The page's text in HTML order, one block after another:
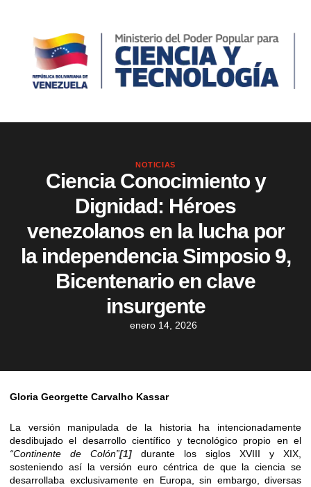
NOTICIAS
Ciencia Conocimiento y
Dignidad: Héroes
venezolanos en la lucha por
la independencia Simposio 9,
Bicentenario en clave
insurgente
enero 14, 2026
Gloria Georgette Carvalho Kassar
La versión manipulada de la historia ha intencionadamente
desdibujado el desarrollo científico y tecnológico propio en el
“Continente de Colón”[1] durante los siglos XVIII y XIX,
sosteniendo así la versión euro céntrica de que la ciencia se
desarrollaba exclusivamente en Europa, sin embargo, diversas